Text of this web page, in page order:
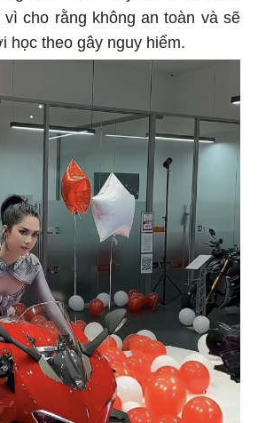
cho rằng không an toàn và sẽ
học theo gây nguy hiểm.